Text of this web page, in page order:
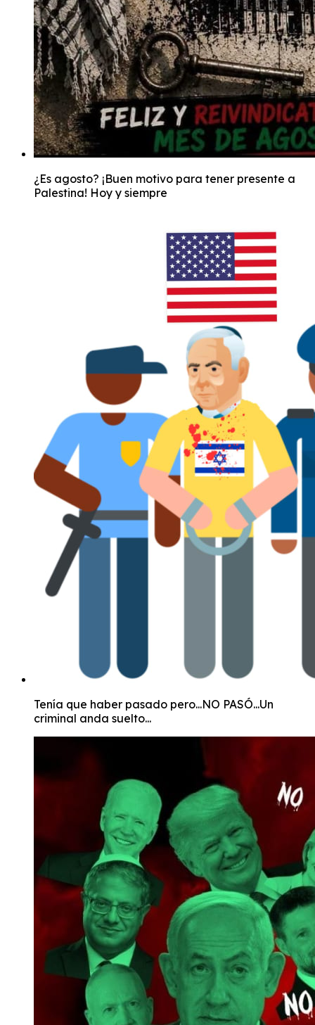
¿Es agosto? ¡Buen motivo para tener presente a
Palestina! Hoy y siempre
Tenía que haber pasado pero...NO PASÓ...Un
criminal anda suelto...